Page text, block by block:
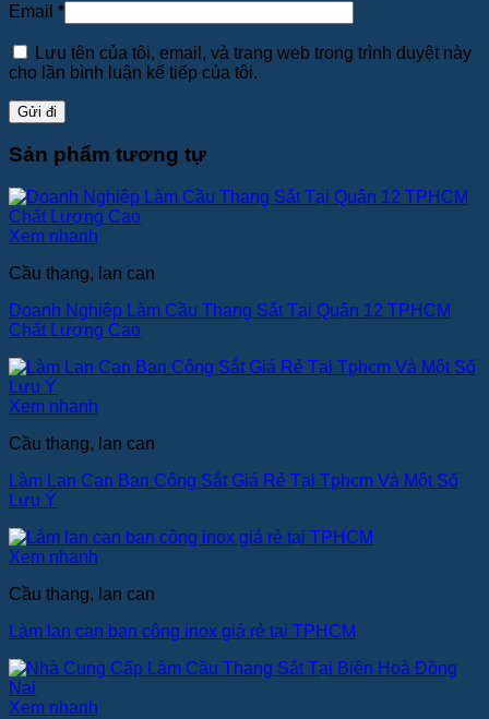
Email *
Lưu tên của tôi, email, và trang web trong trình duyệt này
cho lần bình luận kế tiếp của tôi.
Sản phẩm tương tự
Xem nhanh
Cầu thang, lan can
Doanh Nghiệp Làm Cầu Thang Sắt Tại Quận 12 TPHCM
Chất Lượng Cao
Xem nhanh
Cầu thang, lan can
Làm Lan Can Ban Công Sắt Giá Rẻ Tại Tphcm Và Một Số
Lưu Ý
Xem nhanh
Cầu thang, lan can
Làm lan can ban công inox giá rẻ tại TPHCM
Xem nhanh